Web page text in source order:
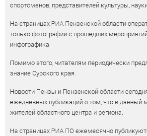
спортсменов, представителей культуры,
На страницах РИА Пензенской области
только фотографии с прошедших
инфографика.
Помимо этого, читателям периодически
знание Сурского края.
Новости Пензы и Пензенской области
ежедневных публикаций о том, что в данный
жителей областного центра и региона.
На страницах РИА ПО ежемесячно